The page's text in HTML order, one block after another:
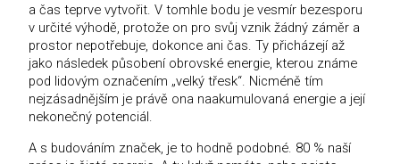
a čas teprve vytvořit. V tomhle bodu je vesmír bezesporu
v určité výhodě, protože on pro svůj vznik žádný záměr a
prostor nepotřebuje, dokonce ani čas. Ty přicházejí až
jako následek působení obrovské energie, kterou známe
pod lidovým označením „velký třesk“. Nicméně tím
nejzásadnějším je právě ona naakumulovaná energie a její
nekonečný potenciál.
A s budováním značek, je to hodně podobné. 80 % naší